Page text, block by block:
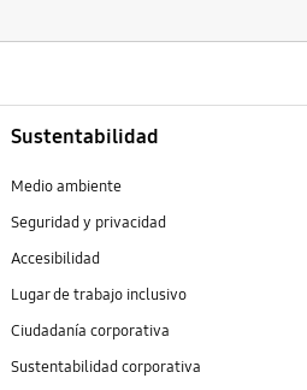
Sustentabilidad
Medio ambiente
Seguridad y privacidad
Accesibilidad
Lugar de trabajo inclusivo
Ciudadanía corporativa
Sustentabilidad corporativa